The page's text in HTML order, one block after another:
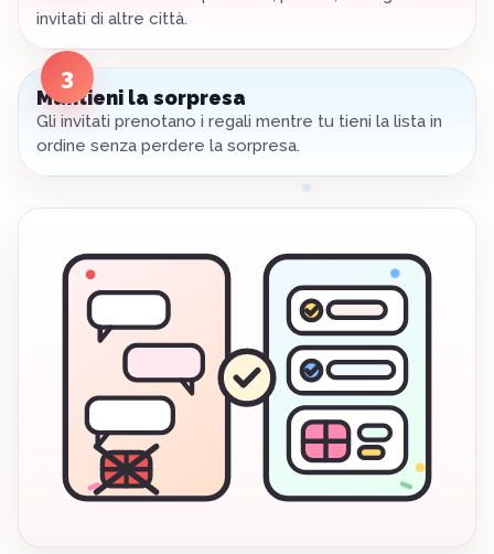
invitati di altre città.
3
Mantieni la sorpresa
Gli invitati prenotano i regali mentre tu tieni la lista in
ordine senza perdere la sorpresa.